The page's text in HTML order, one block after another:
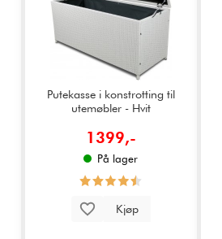
Putekasse i konstrotting til
utemøbler - Hvit
1399,-
På lager
Kjøp